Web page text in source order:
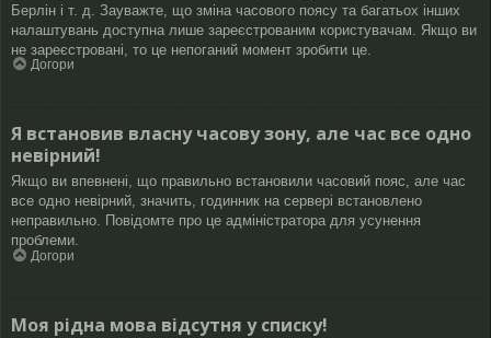
Берлін і т. д. Зауважте, що зміна часового поясу та багатьох інших
налаштувань доступна лише зареєстрованим користувачам. Якщо ви
не зареєстровані, то це непоганий момент зробити це.
Догори
Я встановив власну часову зону, але час все одно
невірний!
Якщо ви впевнені, що правильно встановили часовий пояс, але час
все одно невірний, значить, годинник на сервері встановлено
неправильно. Повідомте про це адміністратора для усунення
проблеми.
Догори
Моя рідна мова відсутня у списку!